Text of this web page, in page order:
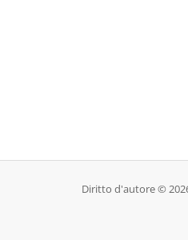
Diritto d'autore ©